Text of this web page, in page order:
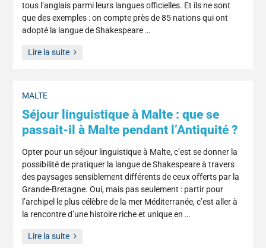
tous l’anglais parmi leurs langues officielles. Et ils ne sont
que des exemples : on compte près de 85 nations qui ont
adopté la langue de Shakespeare …
Lire la suite
MALTE
Séjour linguistique à Malte : que se
passait-il à Malte pendant l’Antiquité ?
Opter pour un séjour linguistique à Malte, c’est se donner la
possibilité de pratiquer la langue de Shakespeare à travers
des paysages sensiblement différents de ceux offerts par la
Grande-Bretagne. Oui, mais pas seulement : partir pour
l’archipel le plus célèbre de la mer Méditerranée, c’est aller à
la rencontre d’une histoire riche et unique en …
Lire la suite